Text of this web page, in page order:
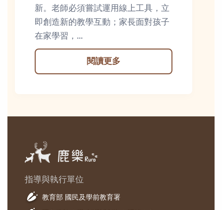
新。老師必須嘗試運用線上工具，立
即創造新的教學互動；家長面對孩子
在家學習，...
閱讀更多
指導與執行單位
教育部 國民及學前教育署